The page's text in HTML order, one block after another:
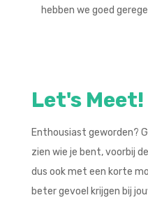
hebben we goed
Let's Meet!
Enthousiast geworden?
zien wie je bent, voorbij
dus ook met een korte
beter gevoel krijgen bij